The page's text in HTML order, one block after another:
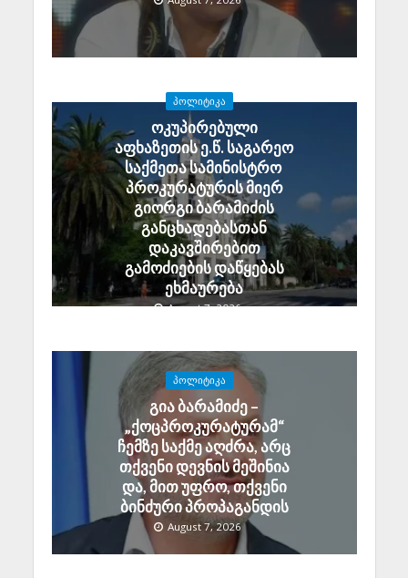
ᲞᲝᲚᲘᲢᲘᲙᲐ
ოკუპირებული
აფხაზეთის ე.წ. საგარეო
საქმეთა სამინისტრო
პროკურატურის მიერ
გიორგი ბარამიძის
განცხადებასთან
დაკავშირებით
გამოძიების დაწყებას
ეხმაურება
August 7, 2026
ᲞᲝᲚᲘᲢᲘᲙᲐ
გია ბარამიძე –
„ქოცპროკურატურამ“
ჩემზე საქმე აღძრა, არც
თქვენი დევნის მეშინია
და, მით უფრო, თქვენი
ბინძური პროპაგანდის
August 7, 2026